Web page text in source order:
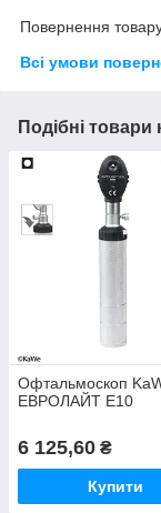
Повернення
Всі умови
Подібні товари
Офтальмоскоп
EВРОЛАЙТ E10
6 125,60 ₴
Купити